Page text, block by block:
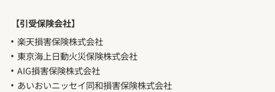
【引受保険会社】
楽天損害保険株式会社
東京海上日動火災保険株式会社
AIG損害保険株式会社
あいおいニッセイ同和損害保険株式会社